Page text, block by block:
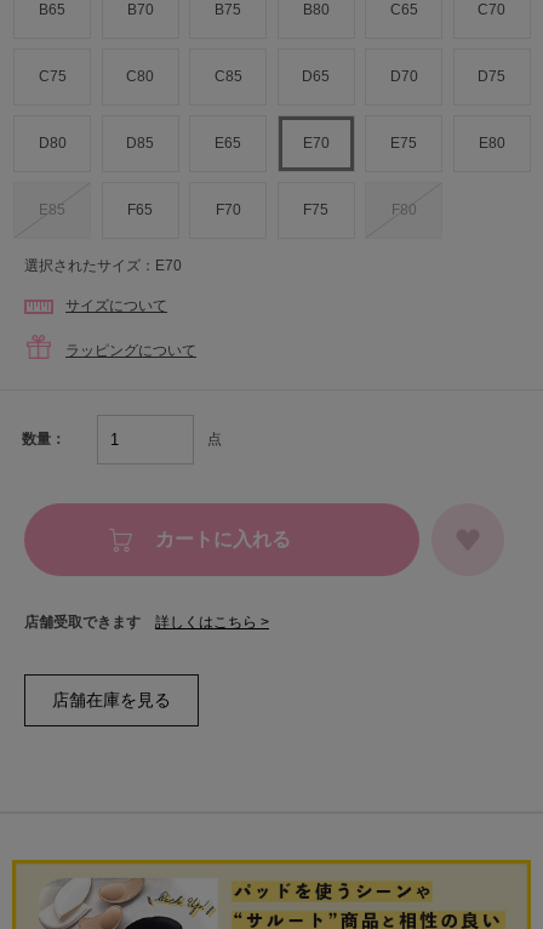
B65 B70 B75 B80 C65 C70
C75 C80 C85 D65 D70 D75
D80 D85 E65 E70 E75 E80
E85 F65 F70 F75 F80
選択されたサイズ：E70
サイズについて
ラッピングについて
数量： 点
カートに入れる
店舗受取できます 詳しくはこちら >